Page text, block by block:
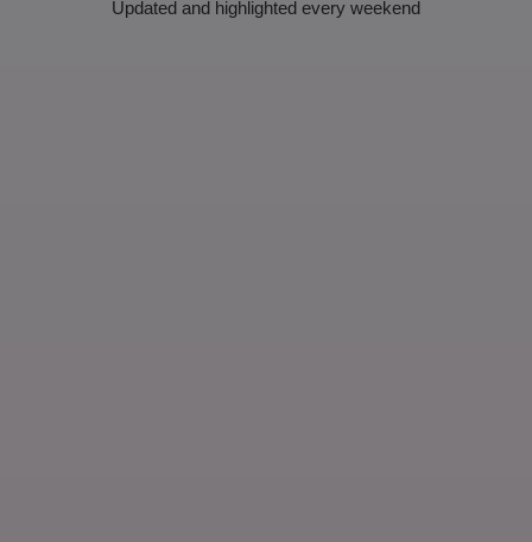
Updated and highlighted every weekend